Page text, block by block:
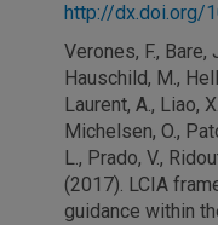
http://dx.doi.org/
Verones, F., Bare,
Hauschild, M.,
Laurent, A., Liao,
Michelsen, O.,
L., Prado, V.,
(2017). LCIA
guidance within